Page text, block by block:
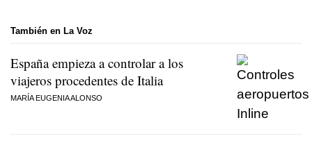
También en La Voz
España empieza a controlar a los
viajeros procedentes de Italia
MARÍA EUGENIA ALONSO